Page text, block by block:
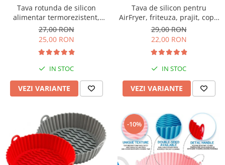
Tava rotunda de silicon
alimentar termorezistent,
20cm, pentru blat de tort,
prajitura, chec, friteuza cu aer
cald, Airfryer
27,00 RON
25,00 RON
IN STOC
VEZI VARIANTE
Tava de silicon pentru
AirFryer, friteuza, prajit, copt,
22cm
29,00 RON
22,00 RON
IN STOC
VEZI VARIANTE
-10%